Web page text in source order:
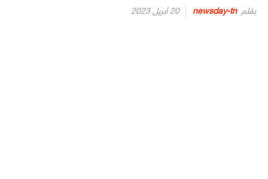
بقلم newsday-tn
Posted
20 أبريل 2023